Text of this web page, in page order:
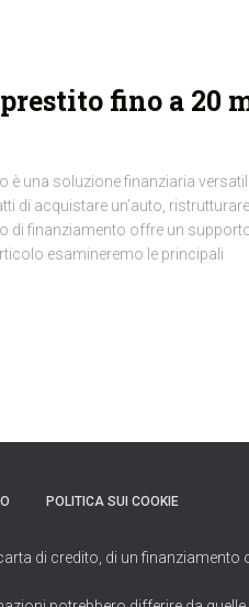
fino a 20
è una soluzione finanziaria
di acquistare un’auto,
di finanziamento offre un
esamineremo le principali
POLITICA SUI COOKIE
di credito, di un finanziamento